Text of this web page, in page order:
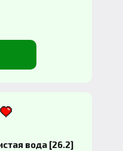
вода [26.2]